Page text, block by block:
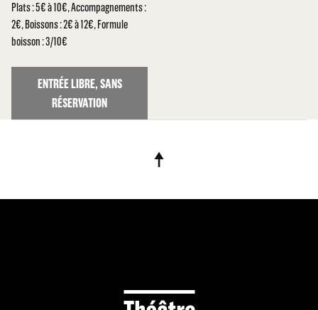
Plats : 5€ à 10€, Accompagnements :
2€, Boissons : 2€ à 12€, Formule
boisson : 3/10€
ENTRÉE LIBRE, SANS
RÉSERVATION